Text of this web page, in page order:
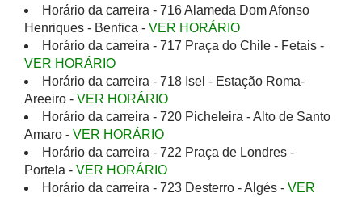
Horário da carreira - 716 Alameda Dom Afonso
Henriques - Benfica - VER HORÁRIO
Horário da carreira - 717 Praça do Chile - Fetais -
VER HORÁRIO
Horário da carreira - 718 Isel - Estação Roma-
Areeiro - VER HORÁRIO
Horário da carreira - 720 Picheleira - Alto de Santo
Amaro - VER HORÁRIO
Horário da carreira - 722 Praça de Londres -
Portela - VER HORÁRIO
Horário da carreira - 723 Desterro - Algés - VER